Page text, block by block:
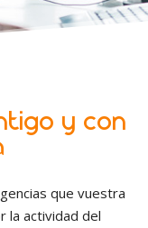
y con
que vuestra
la actividad del